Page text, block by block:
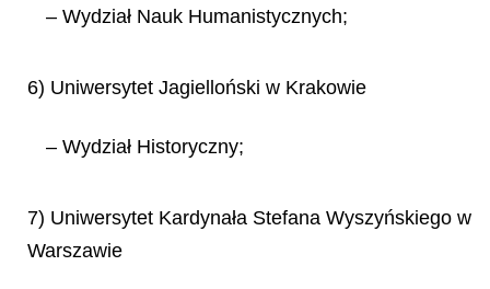
– Wydział Nauk Humanistycznych;
6) Uniwersytet Jagielloński w Krakowie
– Wydział Historyczny;
7) Uniwersytet Kardynała Stefana Wyszyńskiego w
Warszawie